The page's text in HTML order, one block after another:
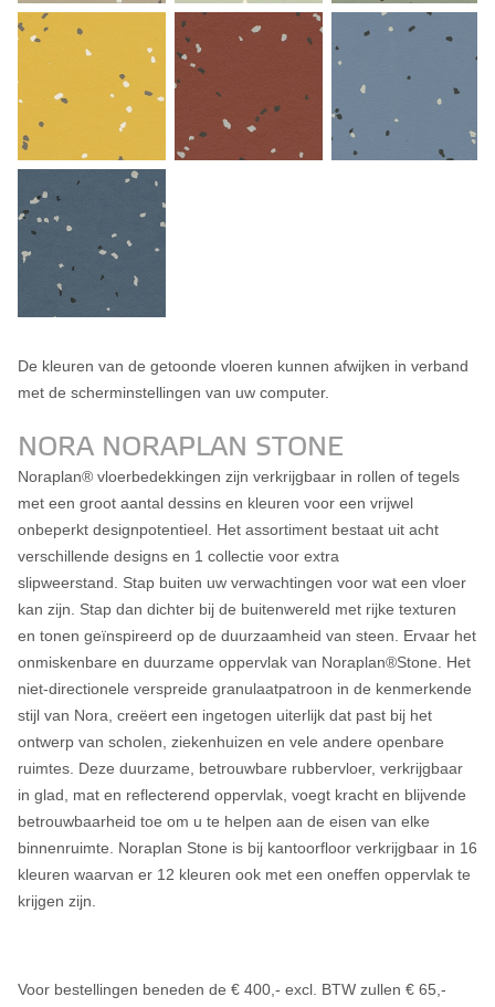
NORA NORAPLAN STONE
Noraplan® vloerbedekkingen zijn verkrijgbaar in rollen of tegels
met een groot aantal dessins en kleuren voor een vrijwel
onbeperkt designpotentieel. Het assortiment bestaat uit acht
verschillende designs en 1 collectie voor extra
slipweerstand. Stap buiten uw verwachtingen voor wat een vloer
kan zijn. Stap dan dichter bij de buitenwereld met rijke texturen
en tonen geïnspireerd op de duurzaamheid van steen. Ervaar het
onmiskenbare en duurzame oppervlak van Noraplan®Stone. Het
niet-directionele verspreide granulaatpatroon in de kenmerkende
stijl van Nora, creëert een ingetogen uiterlijk dat past bij het
ontwerp van scholen, ziekenhuizen en vele andere openbare
ruimtes. Deze duurzame, betrouwbare rubbervloer, verkrijgbaar
in glad, mat en reflecterend oppervlak, voegt kracht en blijvende
betrouwbaarheid toe om u te helpen aan de eisen van elke
binnenruimte. Noraplan Stone is bij kantoorfloor verkrijgbaar in 16
kleuren waarvan er 12 kleuren ook met een oneffen oppervlak te
krijgen zijn.
Voor bestellingen beneden de € 400,- excl. BTW zullen € 65,-
De kleuren van de getoonde vloeren kunnen afwijken in verband
met de scherminstellingen van uw computer.